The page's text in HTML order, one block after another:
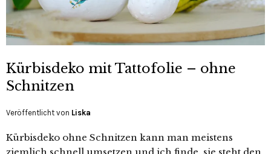
Kürbisdeko mit Tattofolie – ohne
Schnitzen
Veröffentlicht von Liska
Kürbisdeko ohne Schnitzen kann man meistens